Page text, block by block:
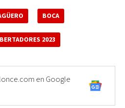
BOCA
2023
en Google